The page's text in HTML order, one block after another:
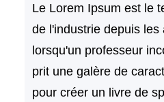
c
h
e
r
Le Lorem Ipsum est le
de l'industrie depuis les
lorsqu'un professeur
prit une galère de
pour créer un livre de